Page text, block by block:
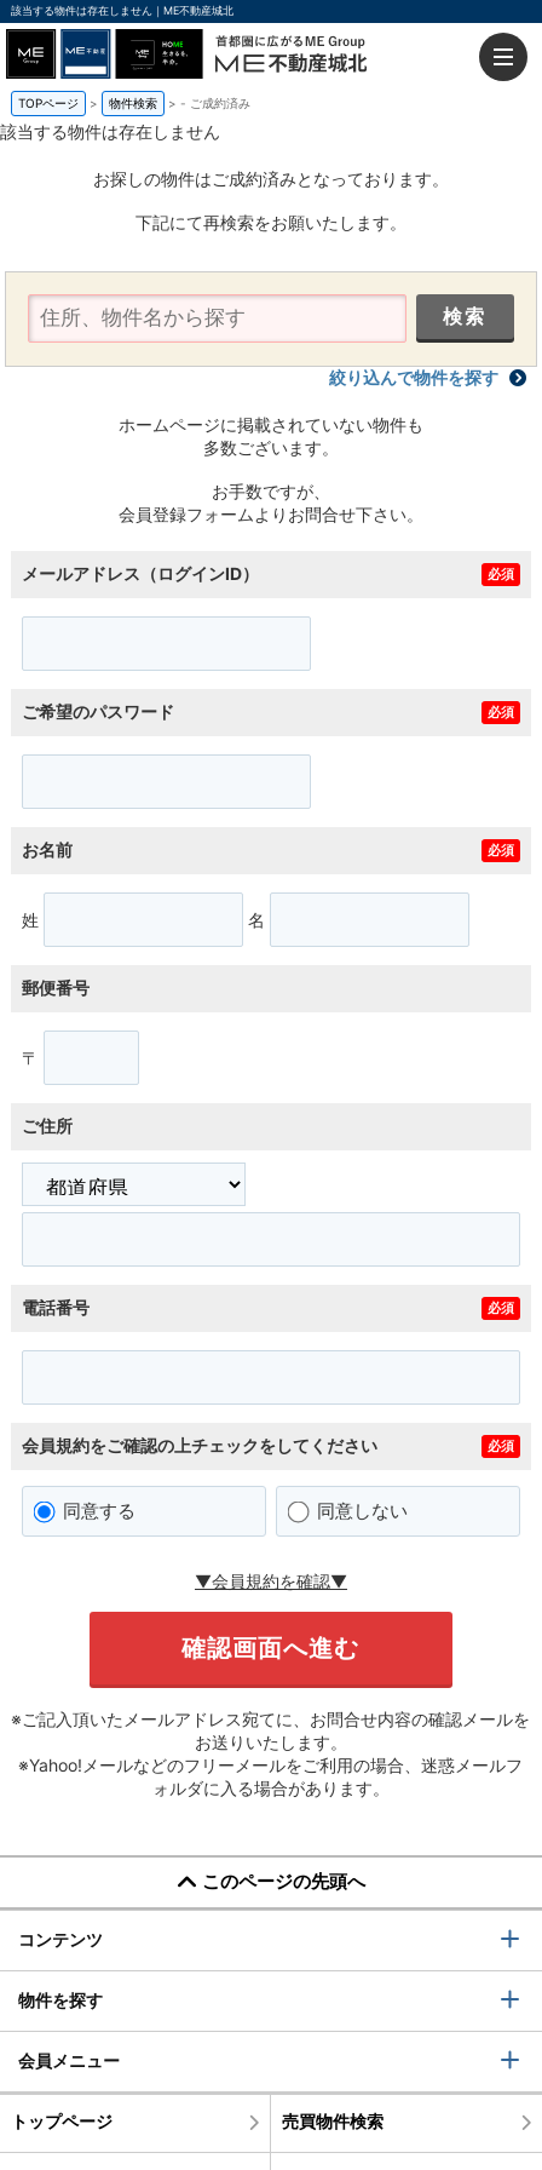
該当する物件は存在しません｜ME不動産城北
TOPページ 物件検索 - ご成約済み
該当する物件は存在しません
お探しの物件はご成約済みとなっております。
下記にて再検索をお願いたします。
絞り込んで物件を探す
ホームページに掲載されていない物件も
多数ございます。
お手数ですが、
会員登録フォームよりお問合せ下さい。
メールアドレス（ログインID） 必須
ご希望のパスワード 必須
お名前 必須
姓 名
郵便番号
〒
ご住所
電話番号 必須
会員規約をご確認の上チェックをしてください 必須
同意する 同意しない
▼会員規約を確認▼
※ご記入頂いたメールアドレス宛てに、お問合せ内容の確認メールを
お送りいたします。
※Yahoo!メールなどのフリーメールをご利用の場合、迷惑メールフ
ォルダに入る場合があります。
このページの先頭へ
コンテンツ
物件を探す
会員メニュー
トップページ 売買物件検索